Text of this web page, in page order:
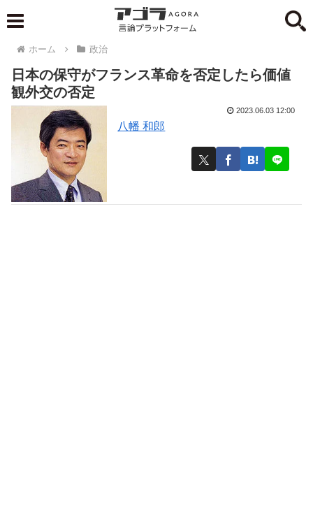
ホーム 政治
日本の保守がフランス革命を否定したら価値
観外交の否定
八幡 和郎
2023.06.03 12:00